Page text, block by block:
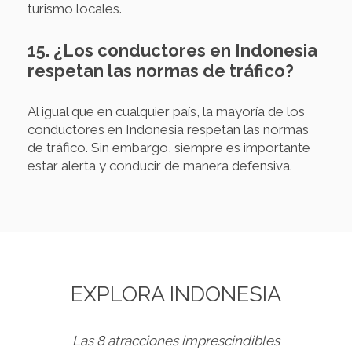
turismo locales.
15. ¿Los conductores en Indonesia
respetan las normas de tráfico?
Al igual que en cualquier país, la mayoría de los
conductores en Indonesia respetan las normas
de tráfico. Sin embargo, siempre es importante
estar alerta y conducir de manera defensiva.
EXPLORA INDONESIA
Las 8 atracciones imprescindibles